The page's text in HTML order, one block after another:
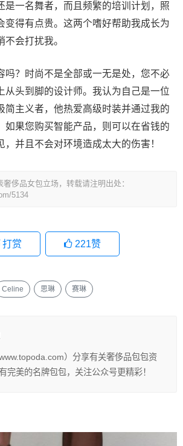
是一名舞者，而且频繁的培训计划，照
变得有点贵。这两个嗜好帮助我成长为
会打扰我。
吗？时尚不是全部或一无是处，您不必
从头到脚的设计师。我认为自己是一位
简主义者，他热爱高级时装并通过我的
如果您购买智能产品，则可以在省钱的
，并且不会对环境造成太大的伤害！
侈品女包立场，转载请注明出处：
5134
打赏 221赞
Celine 思琳 赛琳
）分享有关奢侈品包包资
完美的名牌包包，关注公众号更精彩！